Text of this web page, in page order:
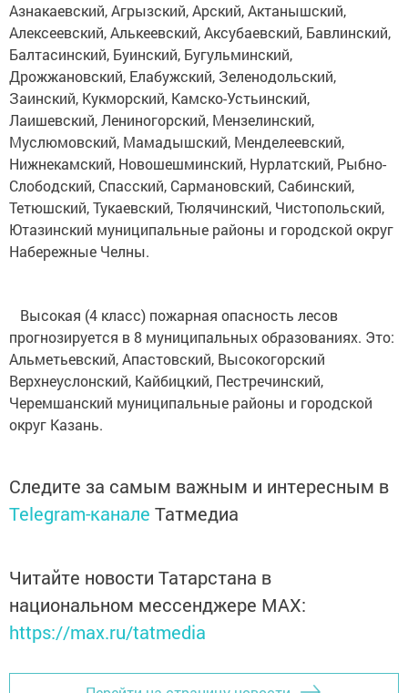
Азнакаевский, Агрызский, Арский, Актанышский,
Алексеевский, Алькеевский, Аксубаевский, Бавлинский,
Балтасинский, Буинский, Бугульминский,
Дрожжановский, Елабужский, Зеленодольский,
Заинский, Кукморский, Камско-Устьинский,
Лаишевский, Лениногорский, Мензелинский,
Муслюмовский, Мамадышский, Менделеевский,
Нижнекамский, Новошешминский, Нурлатский, Рыбно-
Слободский, Спасский, Сармановский, Сабинский,
Тетюшский, Тукаевский, Тюлячинский, Чистопольский,
Ютазинский муниципальные районы и городской округ
Набережные Челны.
Высокая (4 класс) пожарная опасность лесов
прогнозируется в 8 муниципальных образованиях. Это:
Альметьевский, Апастовский, Высокогорский
Верхнеуслонский, Кайбицкий, Пестречинский,
Черемшанский муниципальные районы и городской
округ Казань.
Следите за самым важным и интересным в
Telegram-канале Татмедиа
Читайте новости Татарстана в
национальном мессенджере MАХ:
https://max.ru/tatmedia